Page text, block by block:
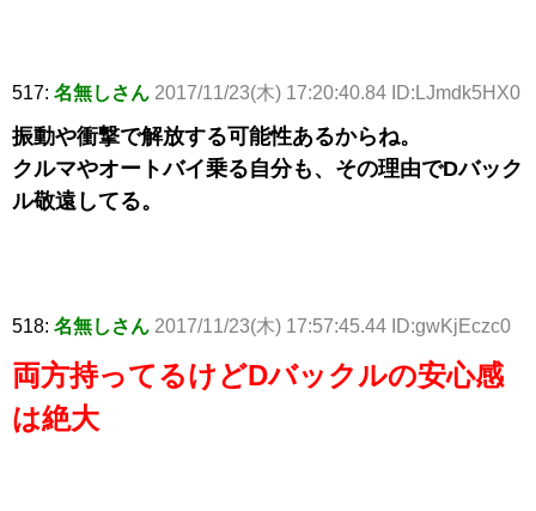
517: 名無しさん 2017/11/23(木) 17:20:40.84 ID:LJmdk5HX0
振動や衝撃で解放する可能性あるからね。
クルマやオートバイ乗る自分も、その理由でDバック
ル敬遠してる。
518: 名無しさん 2017/11/23(木) 17:57:45.44 ID:gwKjEczc0
両方持ってるけどDバックルの安心感
は絶大